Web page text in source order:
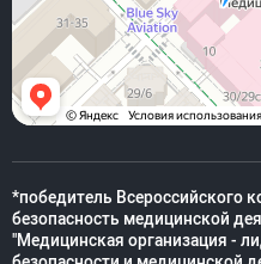
*победитель Всероссийского
безопасность медицинской
"Медицинская организация -